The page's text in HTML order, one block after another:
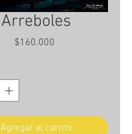
Arreboles
$160.000
Agregar al carrito